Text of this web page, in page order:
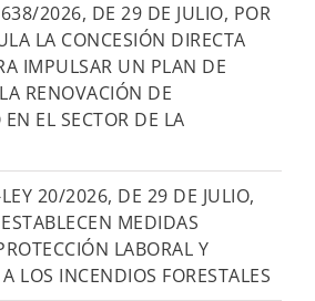
2026, DE 29 DE JULIO, POR
LA CONCESIÓN DIRECTA
IMPULSAR UN PLAN DE
RENOVACIÓN DE
EL SECTOR DE LA
20/2026, DE 29 DE JULIO,
MEDIDAS
LABORAL Y
LOS INCENDIOS FORESTALES